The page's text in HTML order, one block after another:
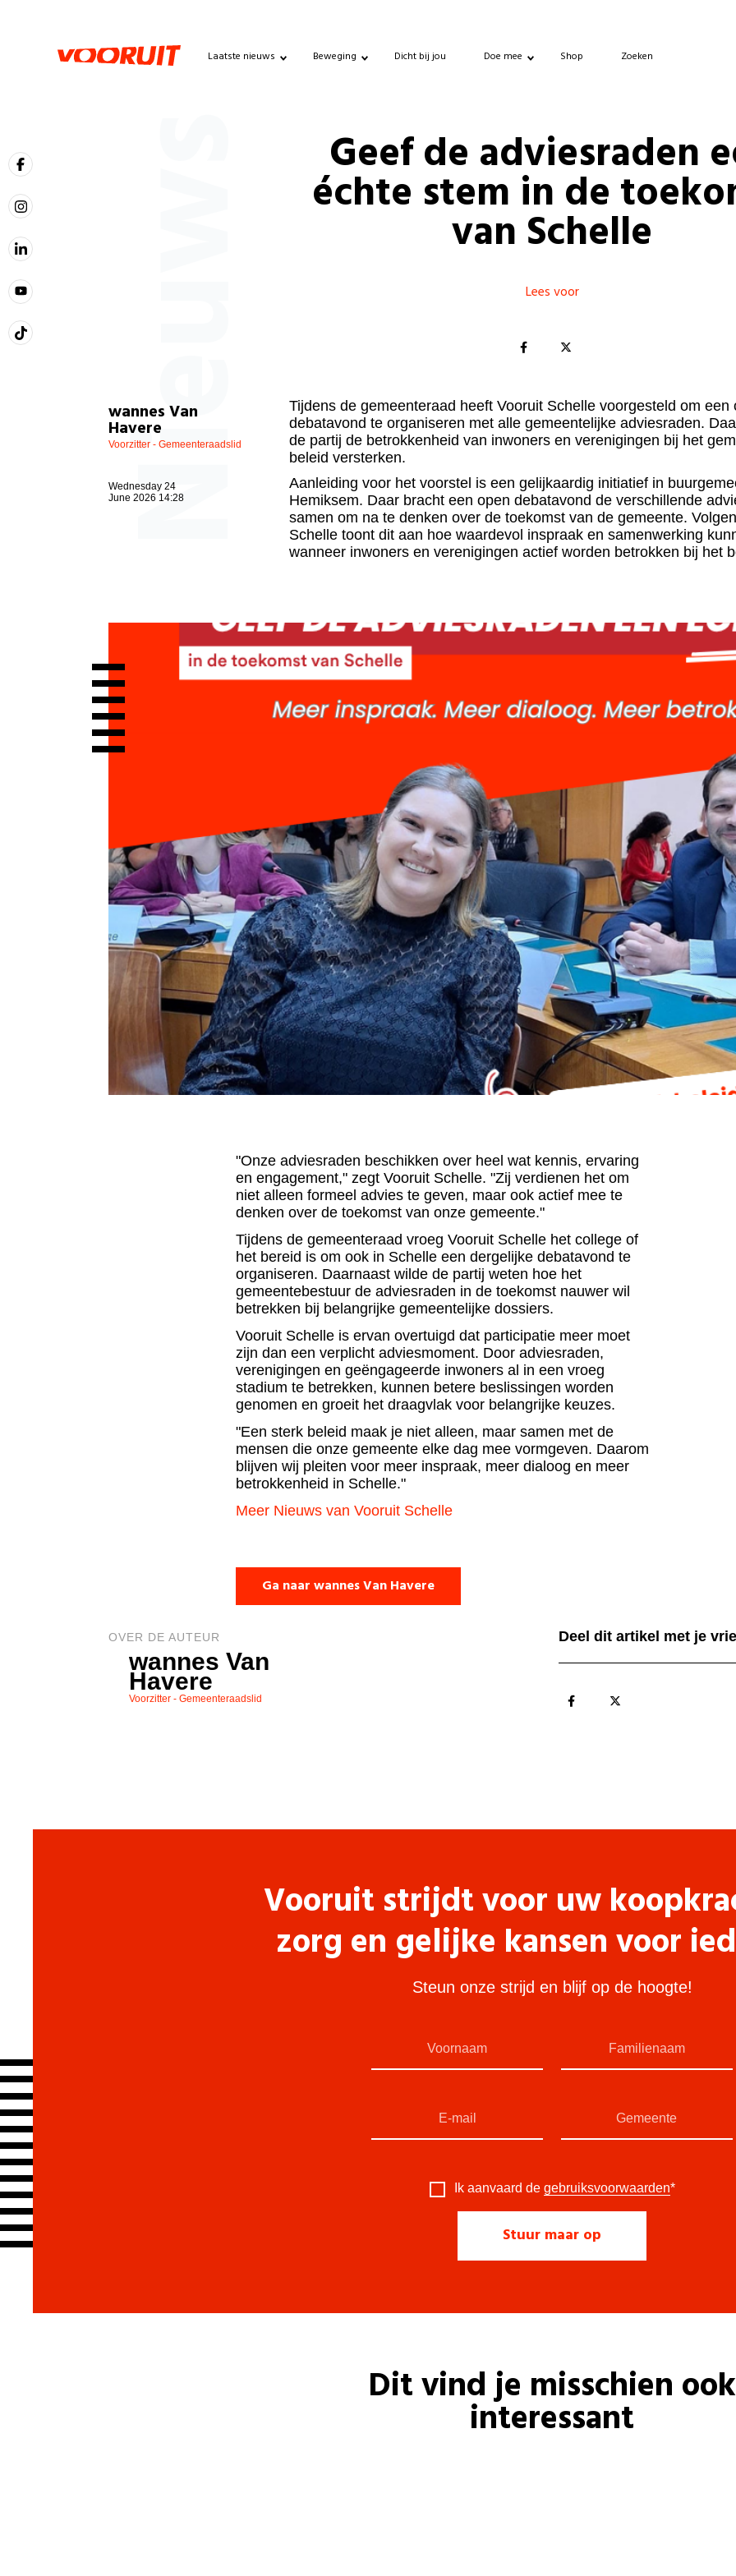
Laatste nieuws Beweging Dicht bij jou Doe mee Shop Zoeken
Nieuws Geef de adviesraden
échte stem in de
van Schelle
Lees voor
wannes Van
Havere
Voorzitter - Gemeenteraadslid
Wednesday 24
June 2026 14:28
Tijdens de gemeenteraad heeft Vooruit Schelle voorgesteld om een
debatavond te organiseren met alle gemeentelijke adviesraden.
de partij de betrokkenheid van inwoners en verenigingen bij het
beleid versterken.
Aanleiding voor het voorstel is een gelijkaardig initiatief in
Hemiksem. Daar bracht een open debatavond de verschillende
samen om na te denken over de toekomst van de gemeente.
Schelle toont dit aan hoe waardevol inspraak en samenwerking
wanneer inwoners en verenigingen actief worden betrokken bij het
"Onze adviesraden beschikken over heel wat kennis, ervaring
en engagement," zegt Vooruit Schelle. "Zij verdienen het om
niet alleen formeel advies te geven, maar ook actief mee te
denken over de toekomst van onze gemeente."
Tijdens de gemeenteraad vroeg Vooruit Schelle het college of
het bereid is om ook in Schelle een dergelijke debatavond te
organiseren. Daarnaast wilde de partij weten hoe het
gemeentebestuur de adviesraden in de toekomst nauwer wil
betrekken bij belangrijke gemeentelijke dossiers.
Vooruit Schelle is ervan overtuigd dat participatie meer moet
zijn dan een verplicht adviesmoment. Door adviesraden,
verenigingen en geëngageerde inwoners al in een vroeg
stadium te betrekken, kunnen betere beslissingen worden
genomen en groeit het draagvlak voor belangrijke keuzes.
"Een sterk beleid maak je niet alleen, maar samen met de
mensen die onze gemeente elke dag mee vormgeven. Daarom
blijven wij pleiten voor meer inspraak, meer dialoog en meer
betrokkenheid in Schelle."
Meer Nieuws van Vooruit Schelle
Ga naar wannes Van Havere
OVER DE AUTEUR
wannes Van
Havere
Voorzitter - Gemeenteraadslid
Deel dit artikel met je
Vooruit strijdt voor uw
zorg en gelijke kansen voor
Steun onze strijd en blijf op de hoogte!
Ik aanvaard de gebruiksvoorwaarden*
Dit vind je misschien ook
interessant